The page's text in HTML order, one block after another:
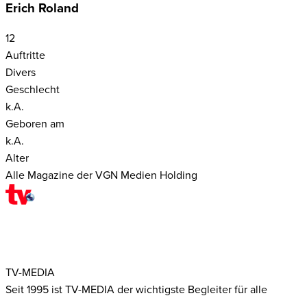
Erich Roland
12
Auftritte
Divers
Geschlecht
k.A.
Geboren am
k.A.
Alter
Alle Magazine der VGN Medien Holding
TV-MEDIA
Seit 1995 ist TV-MEDIA der wichtigste Begleiter für alle